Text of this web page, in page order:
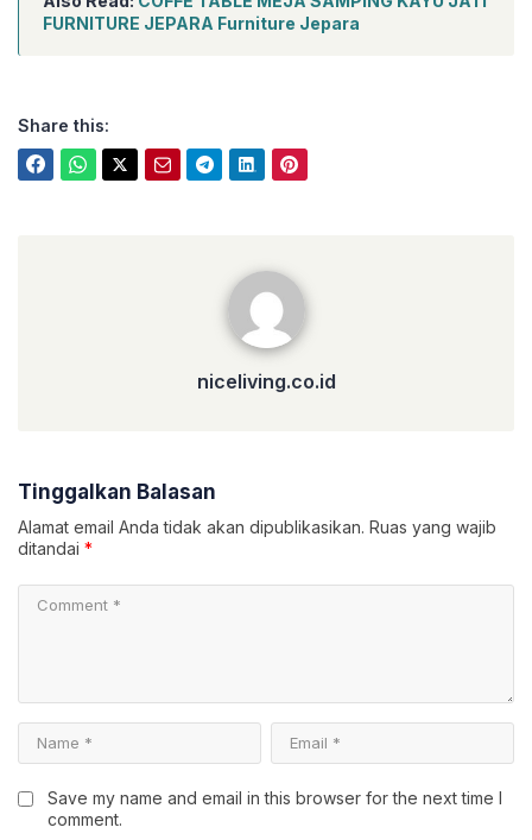
FURNITURE JEPARA Furniture Jepara
Share this:
niceliving.co.id
Tinggalkan Balasan
Alamat email Anda tidak akan dipublikasikan. Ruas yang wajib
ditandai *
Save my name and email in this browser for the next time I
comment.